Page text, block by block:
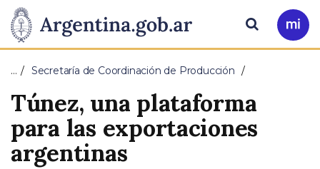
Presidencia
de
la
Nación
Pasar al contenido principal
Ir
a
Buscar
… Secretaría de Coordinación de Producción
Túnez, una plataforma
para las exportaciones
argentinas